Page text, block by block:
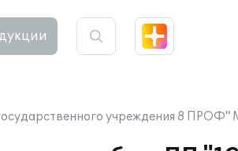
учреждения 8